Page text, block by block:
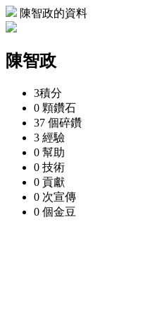
陳智政的資料
陳智政
3積分
0 顆鑽石
37 個碎鑽
3 經驗
0 幫助
0 技術
0 貢獻
0 次宣傳
0 個金豆